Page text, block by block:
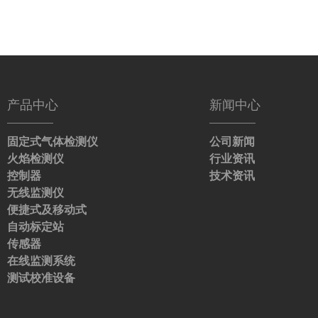
产品中心
固定式气体检测仪
火焰检测仪
控制器
无线监测仪
便捷式及移动式
自动标定站
传感器
在线监测系统
测试校准设备
新闻中心
公司新闻
行业资讯
技术资讯